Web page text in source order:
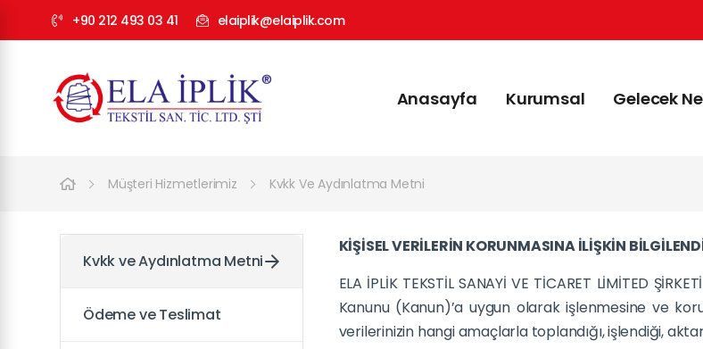
+90 212 493 03 41 elaiplik@elaiplik.com
Anasayfa Kurumsal Gelecek
Müşteri Hizmetlerimiz Kvkk Ve Aydınlatma Metni
Kvkk ve Aydınlatma Metni
Ödeme ve Teslimat
KİŞİSEL VERİLERİN KORUNMASINA İLİŞKİN
ELA İPLİK TEKSTİL SANAYİ VE TİCARET LİMİTED
Kanunu (Kanun)’a uygun olarak işlenmesine ve
verilerinizin hangi amaçlarla toplandığı, işlendiği,